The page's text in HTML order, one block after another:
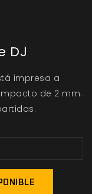
DJ
impresa a
de 2 mm.